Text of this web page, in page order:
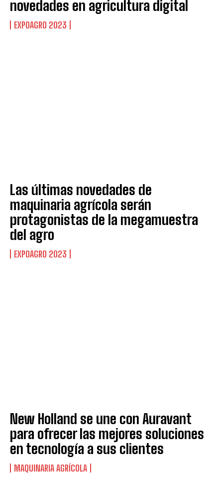
novedades en agricultura digital
EXPOAGRO 2023
Las últimas novedades de
maquinaria agrícola serán
protagonistas de la megamuestra
del agro
EXPOAGRO 2023
New Holland se une con Auravant
para ofrecer las mejores soluciones
en tecnología a sus clientes
MAQUINARIA AGRÍCOLA